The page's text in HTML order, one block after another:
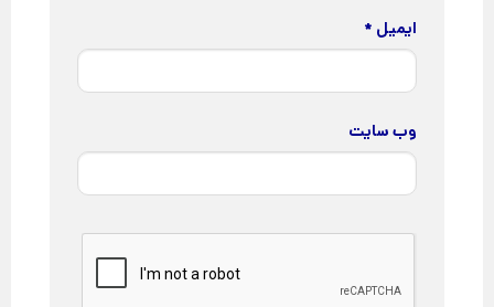
ایمیل *
وب‌ سایت